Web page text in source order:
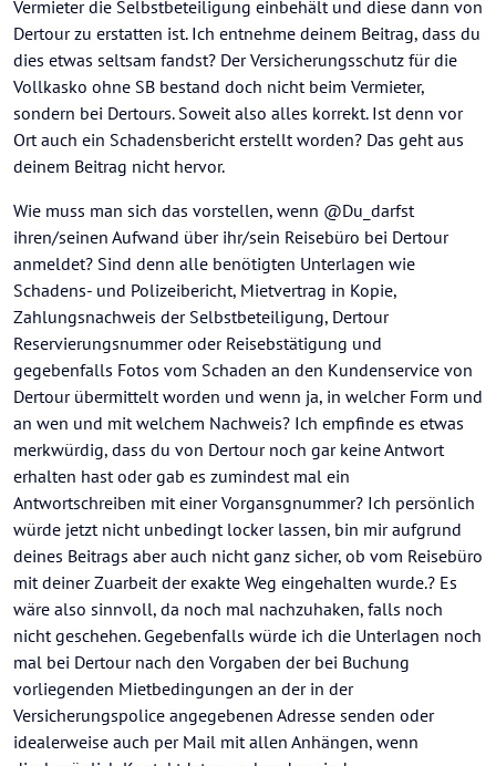
Vermieter die Selbstbeteiligung einbehält und diese dann von
Dertour zu erstatten ist. Ich entnehme deinem Beitrag, dass du
dies etwas seltsam fandst? Der Versicherungsschutz für die
Vollkasko ohne SB bestand doch nicht beim Vermieter,
sondern bei Dertours. Soweit also alles korrekt. Ist denn vor
Ort auch ein Schadensbericht erstellt worden? Das geht aus
deinem Beitrag nicht hervor.
Wie muss man sich das vorstellen, wenn @Du_darfst
ihren/seinen Aufwand über ihr/sein Reisebüro bei Dertour
anmeldet? Sind denn alle benötigten Unterlagen wie
Schadens- und Polizeibericht, Mietvertrag in Kopie,
Zahlungsnachweis der Selbstbeteiligung, Dertour
Reservierungsnummer oder Reisebstätigung und
gegebenfalls Fotos vom Schaden an den Kundenservice von
Dertour übermittelt worden und wenn ja, in welcher Form und
an wen und mit welchem Nachweis? Ich empfinde es etwas
merkwürdig, dass du von Dertour noch gar keine Antwort
erhalten hast oder gab es zumindest mal ein
Antwortschreiben mit einer Vorgansgnummer? Ich persönlich
würde jetzt nicht unbedingt locker lassen, bin mir aufgrund
deines Beitrags aber auch nicht ganz sicher, ob vom Reisebüro
mit deiner Zuarbeit der exakte Weg eingehalten wurde.? Es
wäre also sinnvoll, da noch mal nachzuhaken, falls noch
nicht geschehen. Gegebenfalls würde ich die Unterlagen noch
mal bei Dertour nach den Vorgaben der bei Buchung
vorliegenden Mietbedingungen an der in der
Versicherungspolice angegebenen Adresse senden oder
idealerweise auch per Mail mit allen Anhängen, wenn